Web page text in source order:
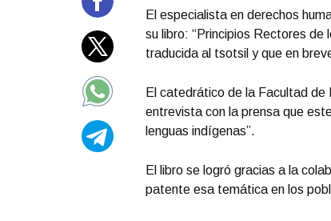
El especialista en derechos
su libro: “Principios Rectores de
traducida al tsotsil y que en
El catedrático de la Facultad de
entrevista con la prensa que
lenguas indígenas”.
El libro se logró gracias a la
patente esa temática en los